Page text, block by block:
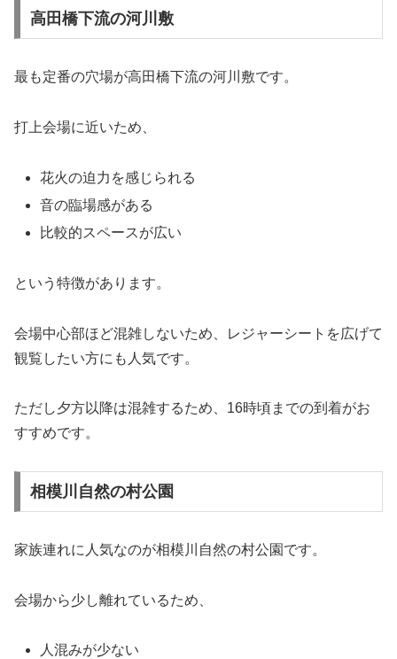
高田橋下流の河川敷
最も定番の穴場が高田橋下流の河川敷です。
打上会場に近いため、
花火の迫力を感じられる
音の臨場感がある
比較的スペースが広い
という特徴があります。
会場中心部ほど混雑しないため、レジャーシートを広げて
観覧したい方にも人気です。
ただし夕方以降は混雑するため、16時頃までの到着がお
すすめです。
相模川自然の村公園
家族連れに人気なのが相模川自然の村公園です。
会場から少し離れているため、
人混みが少ない